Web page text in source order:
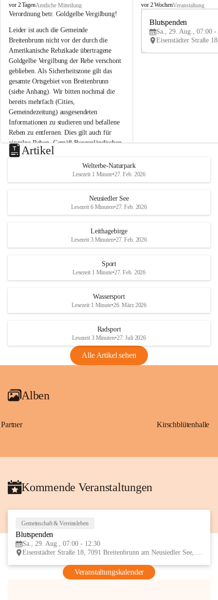
B
r
i
t
e
n
b
r
u
n
n
a
m
N
e
u
s
d
S
vor 2 TagenAmtliche Mitteilung
Verordnung betr. Goldgelbe Vergilbung!
Leider ist auch die Gemeinde
Breitenbrunn nicht vor der durch die
Amerikanische Rebzikade übertragene
Goldgelbe Vergilbung der Rebe verschont
geblieben. Als Sicherheitszone gilt das
gesamte Ortsgebiet von Breitenbrunn
(siehe Anhang). Wir bitten nochmal die
bereits mehrfach (Cities,
Gemeindezeitung) ausgesendeten
Informationen zu studieren und befallene
Reben zu entfernen. Dies gilt auch für
einzelne Reben. Gemäß Burgenländischen
Weinbaugesetz sind nicht gepflegte oder
unzulässige Weingärten zu roden! Bitte
helfen wir zusammen um unsere Winzer
vor den prognostizierten Ernteausfällen
und den daraus folgenden wirtschaftlichen
Maßnahmen zur Bekämpfung
Rebe und der Amerikanischen
Anhang VBl. EU Nr. 18
1 Seite•1,4 MB
VBl. EU Nr. 18_2026
B
e
u
e
d
r
S
vor 2 WochenVeranstaltung
Blutspenden
Sa., 29. Aug., 07:00 -
Artikel
Welterbe-Naturpark
Lesezeit 1 Minute•27. Feb. 2026
Neusiedler See
Lesezeit 6 Minuten•27. Feb. 2026
Leithagebirge
Lesezeit 3 Minuten•27. Feb. 2026
Sport
Lesezeit 1 Minute•27. Feb. 2026
Wassersport
Lesezeit 1 Minute•26. März 2026
Radsport
Lesezeit 3 Minuten•27. Juli 2026
Alle Artikel sehen
Alben
Partner Kirschblütenhalle
Kommende Veranstaltungen
Gemeinschaft & Vereinsleben
Blutspenden
Sa., 29. Aug., 07:00 - 12:30
Eisenstädter Straße 18, 7091 Breitenbrunn am Neusiedler See, AUT
Veranstaltungskalender